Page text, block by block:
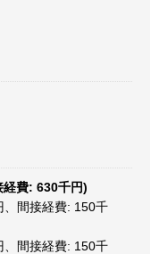
費: 630千円)
間接経費: 150千
間接経費: 150千